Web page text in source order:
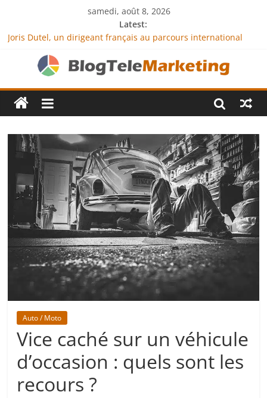
samedi, août 8, 2026
Latest:
Joris Dutel, un dirigeant français au parcours international
Agria Assurance Animaux : comment l’entreprise se
démarque-t-elle de la concurrence ?
JCA Academy : l’excellence au service de l’indépendance
financière
Denis Bouclon : la diplomatie éducative comme moteur de
Next Terra International : des solutions logistiques au service
du commerce international
Auto / Moto
Vice caché sur un véhicule
d’occasion : quels sont les
recours ?